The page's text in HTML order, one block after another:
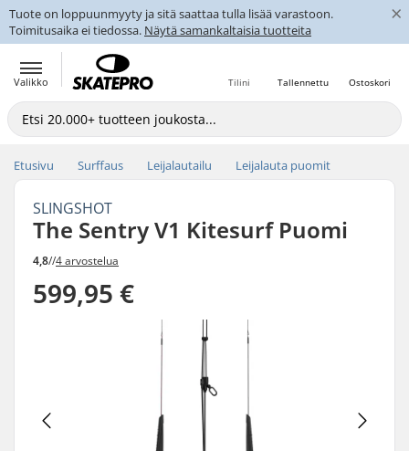
Tuote on loppuunmyyty ja sitä saattaa tulla lisää varastoon.
Toimitusaika ei tiedossa. Näytä samankaltaisia tuotteita
×
Valikko Ostoskori
Tallennettu
Tilini
Etusivu Surffaus Leijalautailu Leijalauta puomit
SLINGSHOT
The Sentry V1 Kitesurf Puomi
4,8//4 arvostelua
599,95 €